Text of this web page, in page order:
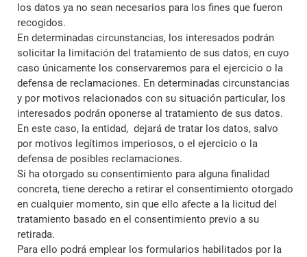
los datos ya no sean necesarios para los fines que fueron
recogidos.
En determinadas circunstancias, los interesados podrán
solicitar la limitación del tratamiento de sus datos, en cuyo
caso únicamente los conservaremos para el ejercicio o la
defensa de reclamaciones. En determinadas circunstancias
y por motivos relacionados con su situación particular, los
interesados podrán oponerse al tratamiento de sus datos.
En este caso, la entidad, dejará de tratar los datos, salvo
por motivos legítimos imperiosos, o el ejercicio o la
defensa de posibles reclamaciones.
Si ha otorgado su consentimiento para alguna finalidad
concreta, tiene derecho a retirar el consentimiento otorgado
en cualquier momento, sin que ello afecte a la licitud del
tratamiento basado en el consentimiento previo a su
retirada.
Para ello podrá emplear los formularios habilitados por la